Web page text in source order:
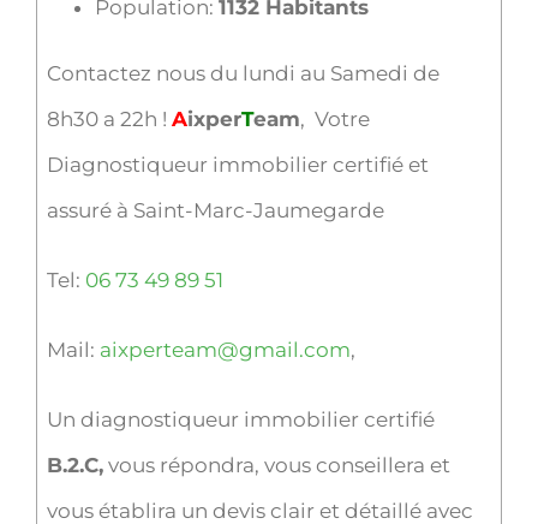
Population: 1132 Habitants
Contactez nous du lundi au Samedi de
8h30 a 22h ! AixperTeam, Votre
Diagnostiqueur immobilier certifié et
assuré à Saint-Marc-Jaumegarde
Tel: 06 73 49 89 51
Mail: aixperteam@gmail.com,
Un diagnostiqueur immobilier certifié
B.2.C,vous répondra, vous conseillera et
vous établira un devis clair et détaillé avec